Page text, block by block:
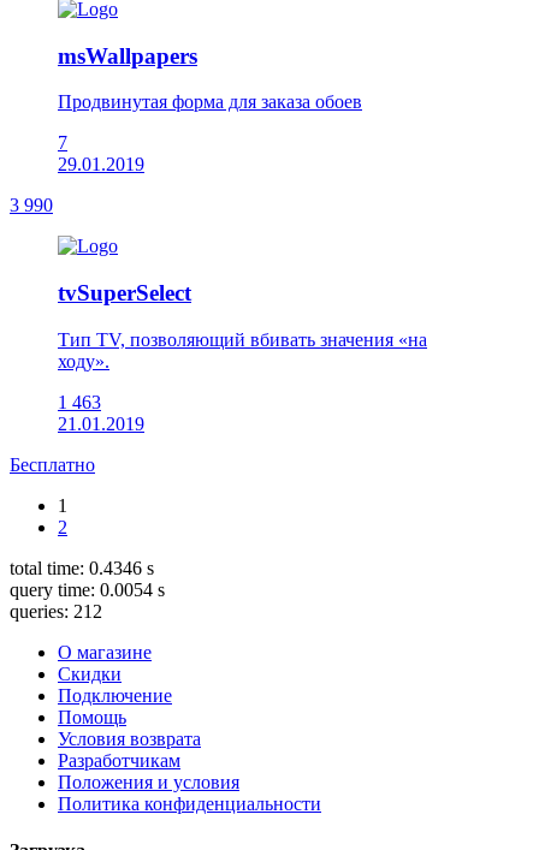
msWallpapers
Продвинутая форма для заказа обоев
7
29.01.2019
3 990
tvSuperSelect
Тип TV, позволяющий вбивать значения «на
ходу».
1 463
21.01.2019
Бесплатно
1
2
total time: 0.4346 s
query time: 0.0054 s
queries: 212
О магазине
Скидки
Подключение
Помощь
Условия возврата
Разработчикам
Положения и условия
Политика конфиденциальности